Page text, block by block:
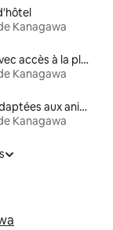
Kanagawa
Locations avec accès à la plage
Kanagawa
Locations adaptées aux animaux
Kanagawa